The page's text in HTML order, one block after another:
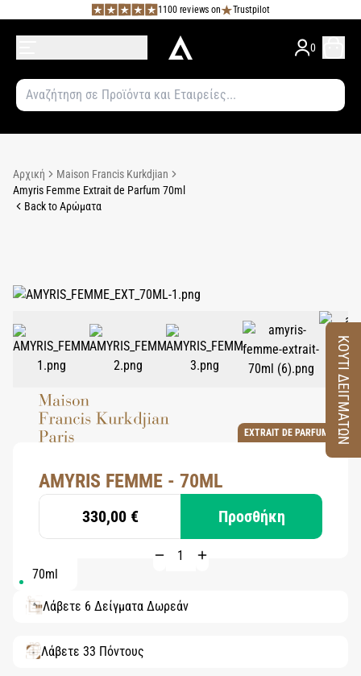
1100 reviews on Trustpilot
0
Αρχική
Maison Francis Kurkdjian
Amyris Femme Extrait de Parfum 70ml
Back to Αρώματα
EXTRAIT DE PARFUM
AMYRIS FEMME - 70ML
330,00 € Προσθήκη
70ml
Λάβετε 6 Δείγματα Δωρεάν
Λάβετε 33 Πόντους
ΚΟΥΤΙ ΔΕΙΓΜΑΤΩΝ